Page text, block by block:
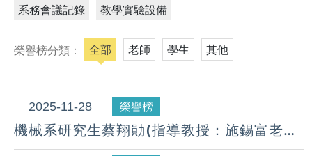
系務會議記錄
教學實驗設備
榮譽榜分類： 全部 老師 學生 其他
2025-11-28 榮譽榜
機械系研究生蔡翔勛(指導教授：施錫富老
師)參加「 台灣資訊儲存應用協會」，榮獲